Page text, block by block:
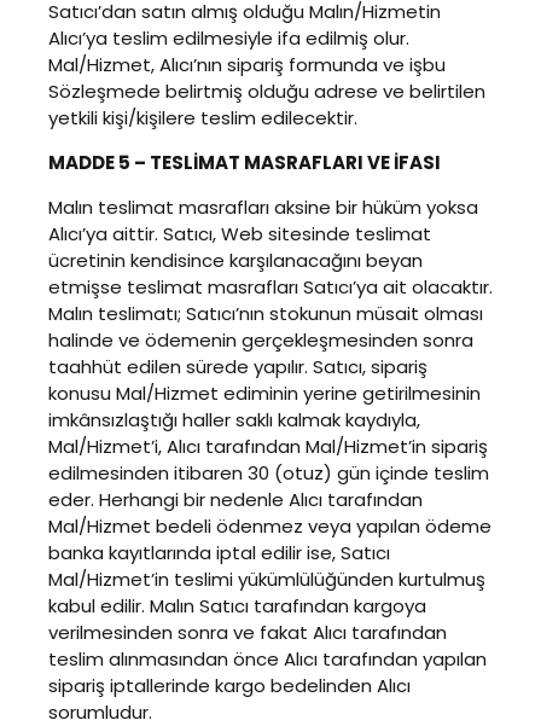
Satıcı’dan satın almış olduğu Malın/Hizmetin
Alıcı’ya teslim edilmesiyle ifa edilmiş olur.
Mal/Hizmet, Alıcı’nın sipariş formunda ve işbu
Sözleşmede belirtmiş olduğu adrese ve belirtilen
yetkili kişi/kişilere teslim edilecektir.
MADDE 5 – TESLİMAT MASRAFLARI VE İFASI
Malın teslimat masrafları aksine bir hüküm yoksa
Alıcı’ya aittir. Satıcı, Web sitesinde teslimat
ücretinin kendisince karşılanacağını beyan
etmişse teslimat masrafları Satıcı’ya ait olacaktır.
Malın teslimatı; Satıcı’nın stokunun müsait olması
halinde ve ödemenin gerçekleşmesinden sonra
taahhüt edilen sürede yapılır. Satıcı, sipariş
konusu Mal/Hizmet ediminin yerine getirilmesinin
imkânsızlaştığı haller saklı kalmak kaydıyla,
Mal/Hizmet’i, Alıcı tarafından Mal/Hizmet’in sipariş
edilmesinden itibaren 30 (otuz) gün içinde teslim
eder. Herhangi bir nedenle Alıcı tarafından
Mal/Hizmet bedeli ödenmez veya yapılan ödeme
banka kayıtlarında iptal edilir ise, Satıcı
Mal/Hizmet’in teslimi yükümlülüğünden kurtulmuş
kabul edilir. Malın Satıcı tarafından kargoya
verilmesinden sonra ve fakat Alıcı tarafından
teslim alınmasından önce Alıcı tarafından yapılan
sipariş iptallerinde kargo bedelinden Alıcı
sorumludur.